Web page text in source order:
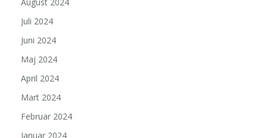
Juli 2024
Juni 2024
Maj 2024
April 2024
Mart 2024
Februar 2024
Januar 2024